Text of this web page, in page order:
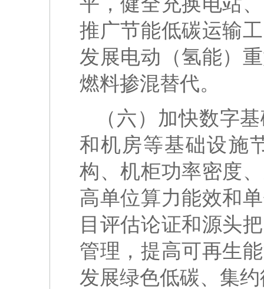
推广节能低碳运输
发展电动（氢能）
燃料掺混替代。
（六）加快数字
和机房等基础设施
构、机柜功率密度
高单位算力能效和
目评估论证和源头
管理，提高可再生
发展绿色低碳、集